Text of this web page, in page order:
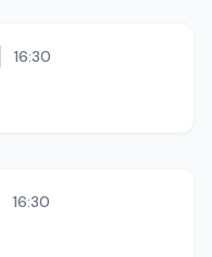
16:30
16:30